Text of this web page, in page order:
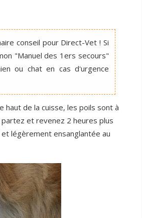
conseil pour Direct-Vet ! Si
"Manuel des 1ers secours"
ou chat en cas d'urgence
de la cuisse, les poils sont à
et revenez 2 heures plus
légèrement ensanglantée au